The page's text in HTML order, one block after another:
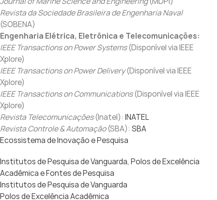
Revista da Sociedade Brasileira de Engenharia Naval
(SOBENA)
Engenharia Elétrica, Eletrônica e Telecomunicações:
IEEE Transactions on Power Systems(Disponível via IEEE
Xplore)
IEEE Transactions on Power Delivery(Disponível via IEEE
Xplore)
IEEE Transactions on Communications(Disponível via IEEE
Xplore)
Revista Telecomunicações(Inatel): INATEL
Revista Controle & Automação(SBA): SBA
Ecossistema de Inovação e Pesquisa
Institutos de Pesquisa de Vanguarda, Polos de Excelência
Acadêmica e Fontes de Pesquisa
Institutos de Pesquisa de Vanguarda
Polos de Excelência Acadêmica